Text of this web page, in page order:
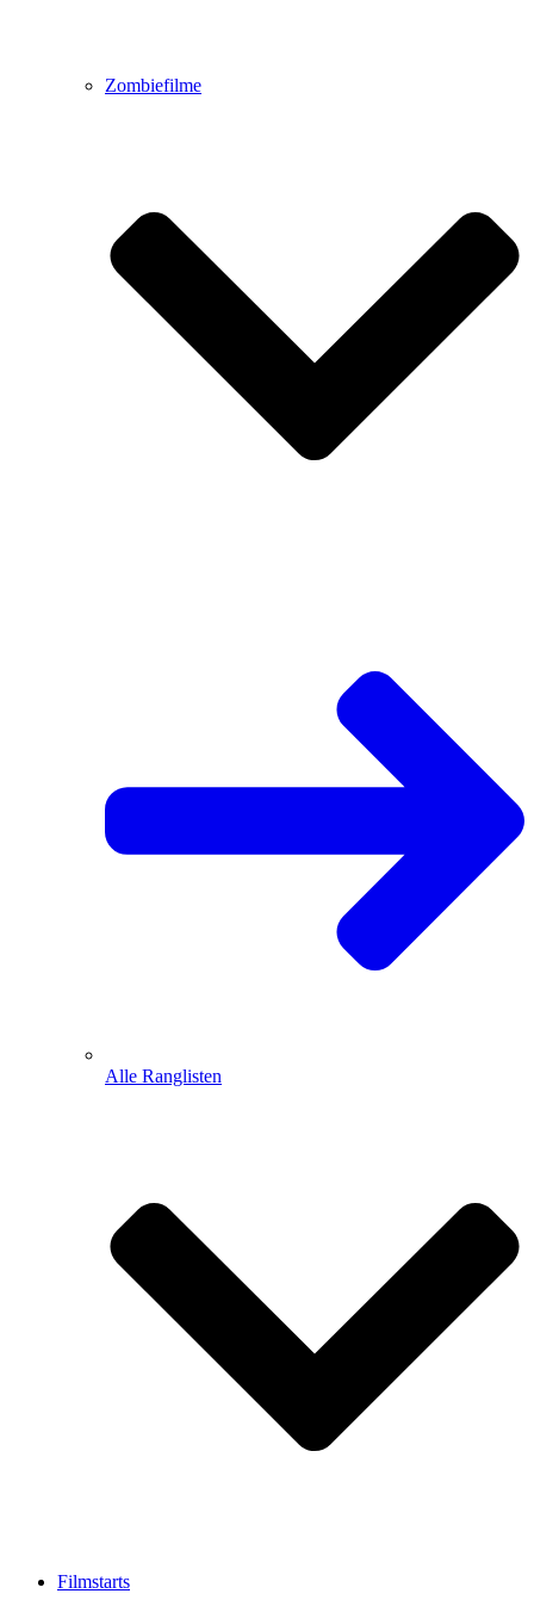
Zombiefilme
Alle Ranglisten
Filmstarts